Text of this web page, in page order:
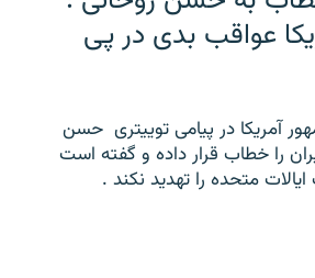
عواقب بدی در پی
آمریکا در پیامی توییتری ‌ حسن
را خطاب قرار داده و گفته است
متحده را تهدید نکند .